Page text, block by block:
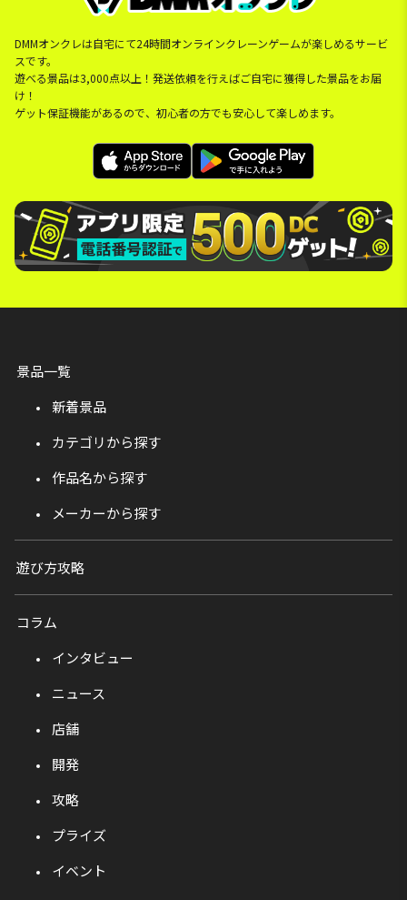
DMMオンクレは自宅にて24時間オンラインクレーンゲームが楽しめるサービ
スです。
遊べる景品は3,000点以上！発送依頼を行えばご自宅に獲得した景品をお届
け！
ゲット保証機能があるので、初心者の方でも安心して楽しめます。
景品一覧
新着景品
カテゴリから探す
作品名から探す
メーカーから探す
遊び方攻略
コラム
インタビュー
ニュース
店舗
開発
攻略
プライズ
イベント